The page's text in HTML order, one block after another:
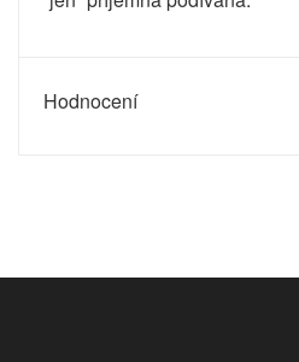
Hodnocení